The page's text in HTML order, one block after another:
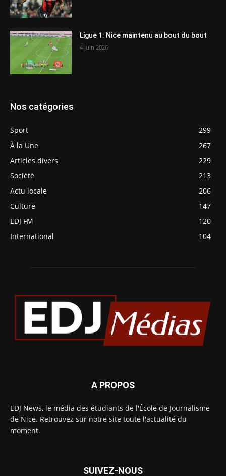
Ligue 1: Nice maintenu au bout du bout
4 juin 2026
Nos catégories
Sport
299
À la Une
267
Articles divers
229
Société
213
Actu locale
206
Culture
147
EDJ FM
120
International
104
A PROPOS
EDJ News, le média des étudiants de l'École de Journalisme
de Nice. Retrouvez sur notre site toute l'actualité du
moment.
SUIVEZ-NOUS